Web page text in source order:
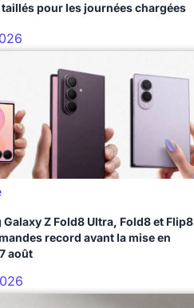
pour les journées chargées
Galaxy Z Fold8 Ultra, Fold8 et Flip8
record avant la mise en
août